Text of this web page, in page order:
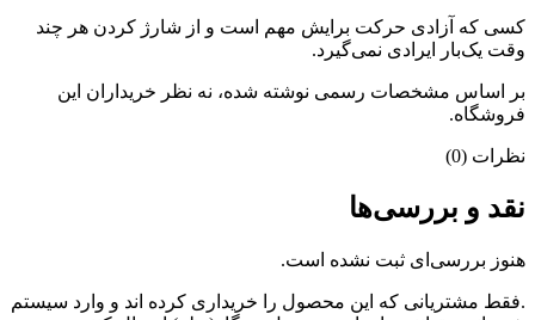
کسی که آزادی حرکت برایش مهم است و از شارژ کردن هر چند
وقت یک‌بار ایرادی نمی‌گیرد.
بر اساس مشخصات رسمی نوشته شده، نه نظر خریداران این
فروشگاه.
نظرات (0)
نقد و بررسی‌ها
هنوز بررسی‌ای ثبت نشده است.
.فقط مشتریانی که این محصول را خریداری کرده اند و وارد سیستم